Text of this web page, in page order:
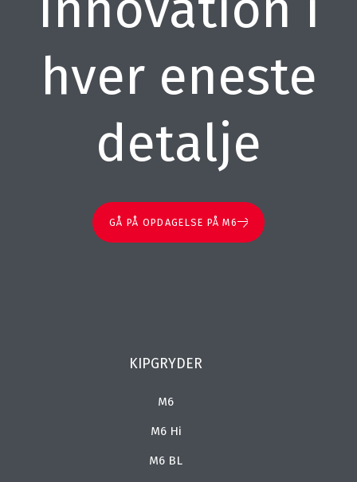
hver eneste
detalje
GÅ PÅ OPDAGELSE PÅ M6
KIPGRYDER
M6
M6 Hi
M6 BL